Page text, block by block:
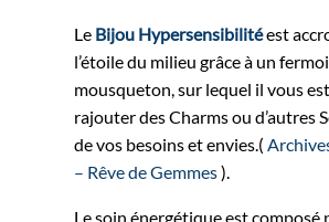
Le Bijou Hypersensibilitéest
l’étoile du milieu grâce à un
mousqueton, sur lequel il vous
rajouter des Charms ou d’autres
de vos besoins et envies.(
– Rêve de Gemmes).
Le soin énergétique est composé